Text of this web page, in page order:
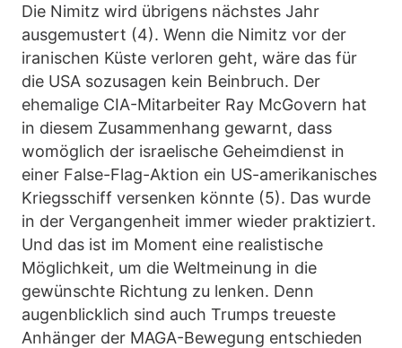
Die Nimitz wird übrigens nächstes Jahr
ausgemustert (4). Wenn die Nimitz vor der
iranischen Küste verloren geht, wäre das für
die USA sozusagen kein Beinbruch. Der
ehemalige CIA-Mitarbeiter Ray McGovern hat
in diesem Zusammenhang gewarnt, dass
womöglich der israelische Geheimdienst in
einer False-Flag-Aktion ein US-amerikanisches
Kriegsschiff versenken könnte (5). Das wurde
in der Vergangenheit immer wieder praktiziert.
Und das ist im Moment eine realistische
Möglichkeit, um die Weltmeinung in die
gewünschte Richtung zu lenken. Denn
augenblicklich sind auch Trumps treueste
Anhänger der MAGA-Bewegung entschieden